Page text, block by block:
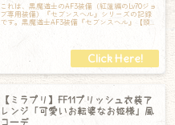
これは、黒魔道士のAF3装備（紅蓮編のLv70ジョ
ブ専用装備）『セブンスヘル』シリーズの記録
です。黒魔道士AF3装備『セブンスヘル』【頭】
【ミラプリ】FF11プリッシュ衣装ア
レンジ「可愛いお転婆なお姫様」風
コーデ